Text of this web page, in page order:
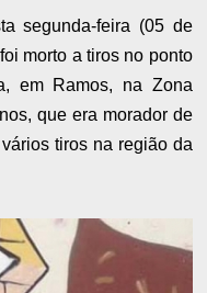
segunda-feira (05 de
morto a tiros no ponto
em Ramos, na Zona
que era morador de
tiros na região da